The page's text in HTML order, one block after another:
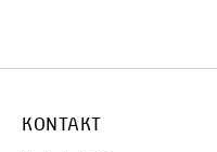
KONTAKT